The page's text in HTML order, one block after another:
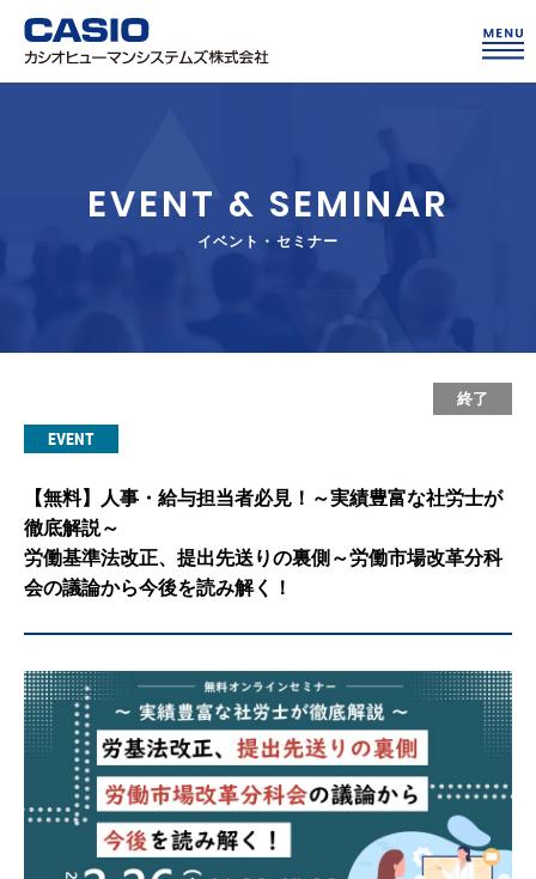
EVENT & SEMINAR
イベント・セミナー
終了
EVENT
【無料】人事・給与担当者必見！～実績豊富な社労士が
徹底解説～
労働基準法改正、提出先送りの裏側～労働市場改革分科
会の議論から今後を読み解く！